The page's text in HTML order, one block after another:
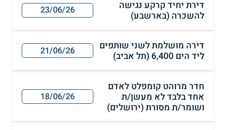
דירת יחיד קרקע נגישה
להשכרה (בארשבע)
23/06/26
דירה מושלמת לשני שותפים
ליד הים 6,400 (תל אביב)
21/06/26
חדר מרוהט קומפלט לאדם
אחד בלבד לא מעשן/ת
ושומר/ת מסורת (ירושלים)
18/06/26